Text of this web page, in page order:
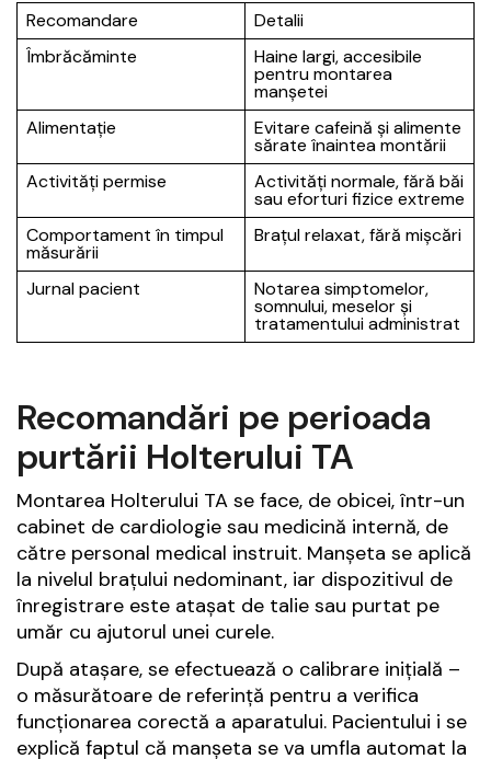
Recomandare
Detalii
Îmbrăcăminte
Haine largi, accesibile
pentru montarea
manșetei
Alimentație
Evitare cafeină și alimente
sărate înaintea montării
Activități permise
Activități normale, fără băi
sau eforturi fizice extreme
Comportament în timpul
măsurării
Brațul relaxat, fără mișcări
Jurnal pacient Notarea simptomelor,
somnului, meselor și
tratamentului administrat
Recomandări pe perioada
purtării Holterului TA
Montarea Holterului TA se face, de obicei, într-un
cabinet de cardiologie sau medicină internă, de
către personal medical instruit. Manșeta se aplică
la nivelul brațului nedominant, iar dispozitivul de
înregistrare este atașat de talie sau purtat pe
umăr cu ajutorul unei curele.
După atașare, se efectuează o calibrare inițială –
o măsurătoare de referință pentru a verifica
funcționarea corectă a aparatului. Pacientului i se
explică faptul că manșeta se va umfla automat la